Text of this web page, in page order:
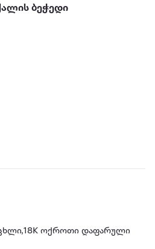
ბეჭედი
ოქროთი დაფარული